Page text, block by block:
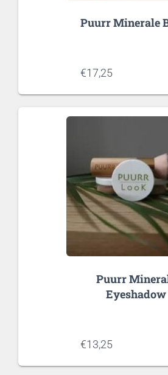
Puurr Minerale
€17,25
Puurr
Eyeshadow
€13,25